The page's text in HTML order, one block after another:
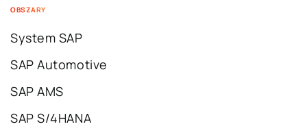
OBSZARY
System SAP
SAP Automotive
SAP AMS
SAP S/4HANA